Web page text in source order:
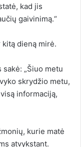
kad jis
gaivinimą.“
dieną mirė.
sakė: „Šiuo metu
skrydžio metu,
informaciją,
kurie matė
atvykstant.